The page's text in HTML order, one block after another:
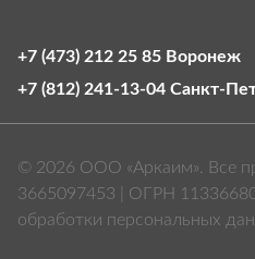
+7 (473) 212 25 85 Воронеж
+7 (812) 241-13-04
© 2026 ООО «Аркаим». Все
3665097453 | ОГРН
обработки персональных